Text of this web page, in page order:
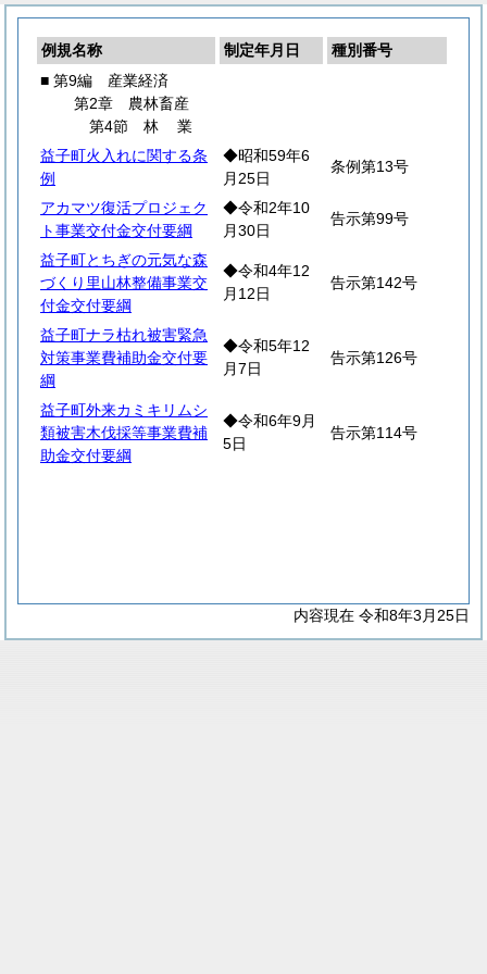
例規名称 制定年月日
種別番号
■ 第9編 産業経済
第2章 農林畜産
第4節 林業
益子町火入れに関する条
例
◆昭和59年6
月25日
条例第13号
アカマツ復活プロジェク
ト事業交付金交付要綱
◆令和2年10
月30日
告示第99号
益子町とちぎの元気な森
づくり里山林整備事業交
付金交付要綱
◆令和4年12
月12日
告示第142号
益子町ナラ枯れ被害緊急
対策事業費補助金交付要
綱
◆令和5年12
月7日
告示第126号
益子町外来カミキリムシ
類被害木伐採等事業費補
助金交付要綱
◆令和6年9月
5日
告示第114号
内容現在 令和8年3月25日